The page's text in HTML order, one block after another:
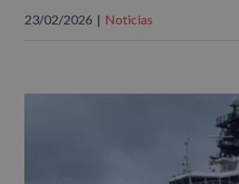
23/02/2026 | Noticias